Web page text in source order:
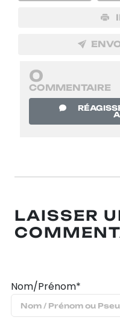
0
COMMENTAIRE
LAISSER
Nom/Prénom*